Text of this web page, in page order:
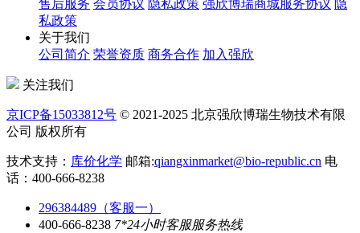
售后服务 会员协议 隐私政策 强欣博瑞商城服务协议 隐
私政策
关于我们
公司简介 荣誉资质 商务合作 加入强欣
关注我们
京ICP备15033812号 © 2021-2025 北京强欣博瑞生物技术有限
公司 版权所有
技术支持： 库价化学 邮箱:qiangxinmarket@bio-republic.cn 电
话：400-666-8238
296384489（客服一）
400-666-8238 7*24小时客服服务热线